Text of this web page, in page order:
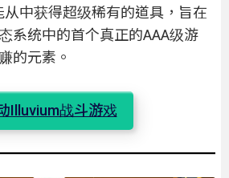
中获得超级稀有的道具，旨在
系统中的首个真正的AAA级游
的元素。
Illuvium战斗游戏